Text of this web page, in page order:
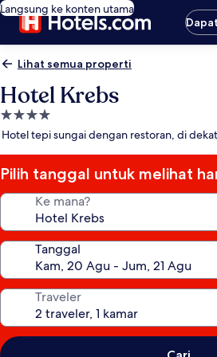
Langsung ke konten utama
Lihat semua properti
Hotel Krebs
Properti
bintang
Hotel tepi sungai dengan restoran, di
Pilih tanggal untuk melihat
Ke mana?
Tanggal
Traveler